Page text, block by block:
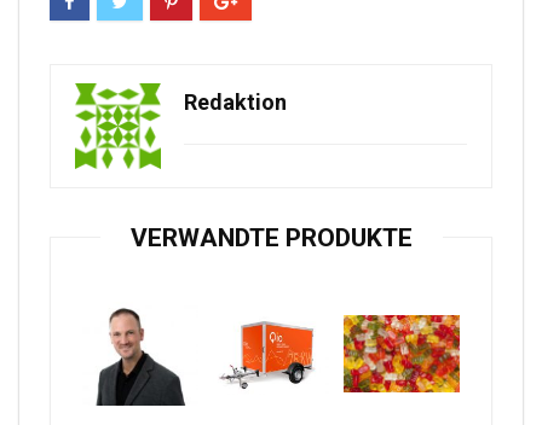
Redaktion
VERWANDTE PRODUKTE